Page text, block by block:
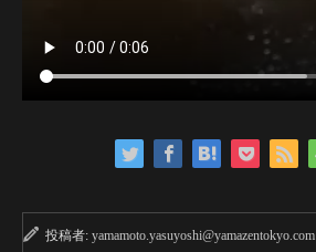
投稿者: yamamoto.yasuyoshi@yamazentokyo.com